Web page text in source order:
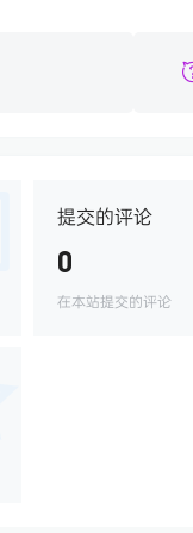
提交的评论
0
在本站提交的评论